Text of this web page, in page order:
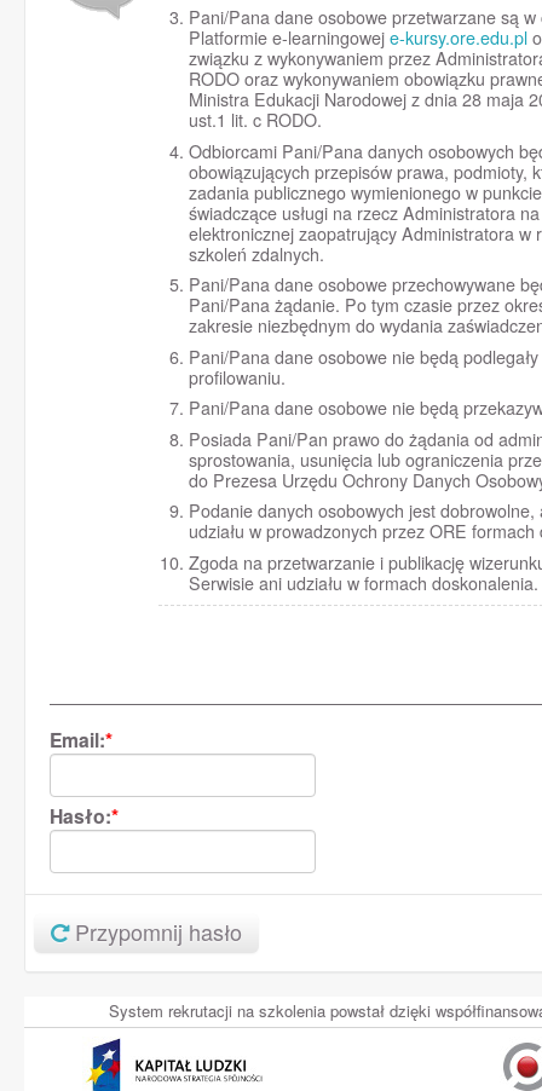
Pani/Pana dane osobowe przetwarzane są
Platformie e-learningowej e-kursy.ore.edu.pl
związku z wykonywaniem przez
RODO oraz wykonywaniem obowiązku
Ministra Edukacji Narodowej z dnia 28 maja
ust.1 lit. c RODO.
Odbiorcami Pani/Pana danych osobowych
obowiązujących przepisów prawa, podmioty,
zadania publicznego wymienionego w
świadczące usługi na rzecz Administratora
elektronicznej zaopatrujący Administratora
szkoleń zdalnych.
Pani/Pana dane osobowe przechowywane
Pani/Pana żądanie. Po tym czasie przez
zakresie niezbędnym do wydania
Pani/Pana dane osobowe nie będą
profilowaniu.
Pani/Pana dane osobowe nie będą
Posiada Pani/Pan prawo do żądania od
sprostowania, usunięcia lub ograniczenia
do Prezesa Urzędu Ochrony Danych
Podanie danych osobowych jest
udziału w prowadzonych przez ORE
Zgoda na przetwarzanie i publikację
Serwisie ani udziału w formach doskonalenia.
Email:*
Hasło:*
Przypomnij hasło
System rekrutacji na szkolenia powstał dzięki